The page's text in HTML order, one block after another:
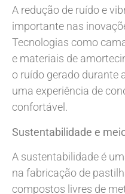
A redução de ruído e
importante nas
Tecnologias como
e materiais de
o ruído gerado durante
uma experiência de
confortável.
Sustentabilidade e
A sustentabilidade é
na fabricação de
compostos livres de